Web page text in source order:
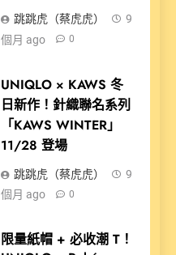
跳跳虎（蔡虎虎）
9
個月 ago
0
UNIQLO × KAWS 冬
日新作！針織聯名系列
「KAWS WINTER」
11/28 登場
跳跳虎（蔡虎虎）
9
個月 ago
0
限量紙帽 + 必收潮 T！